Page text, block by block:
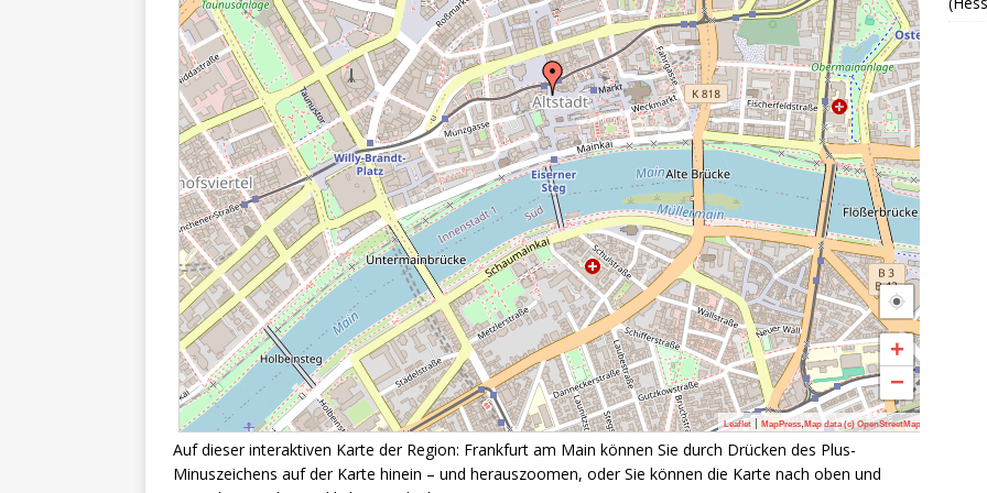
+
−
Leaflet|MapPress,Map data (c) OpenStreetMap
Auf dieser interaktiven Karte der Region: Frankfurt am Main können Sie durch Drücken des Plus-
Minuszeichens auf der Karte hinein – und herauszoomen, oder Sie können die Karte nach oben und